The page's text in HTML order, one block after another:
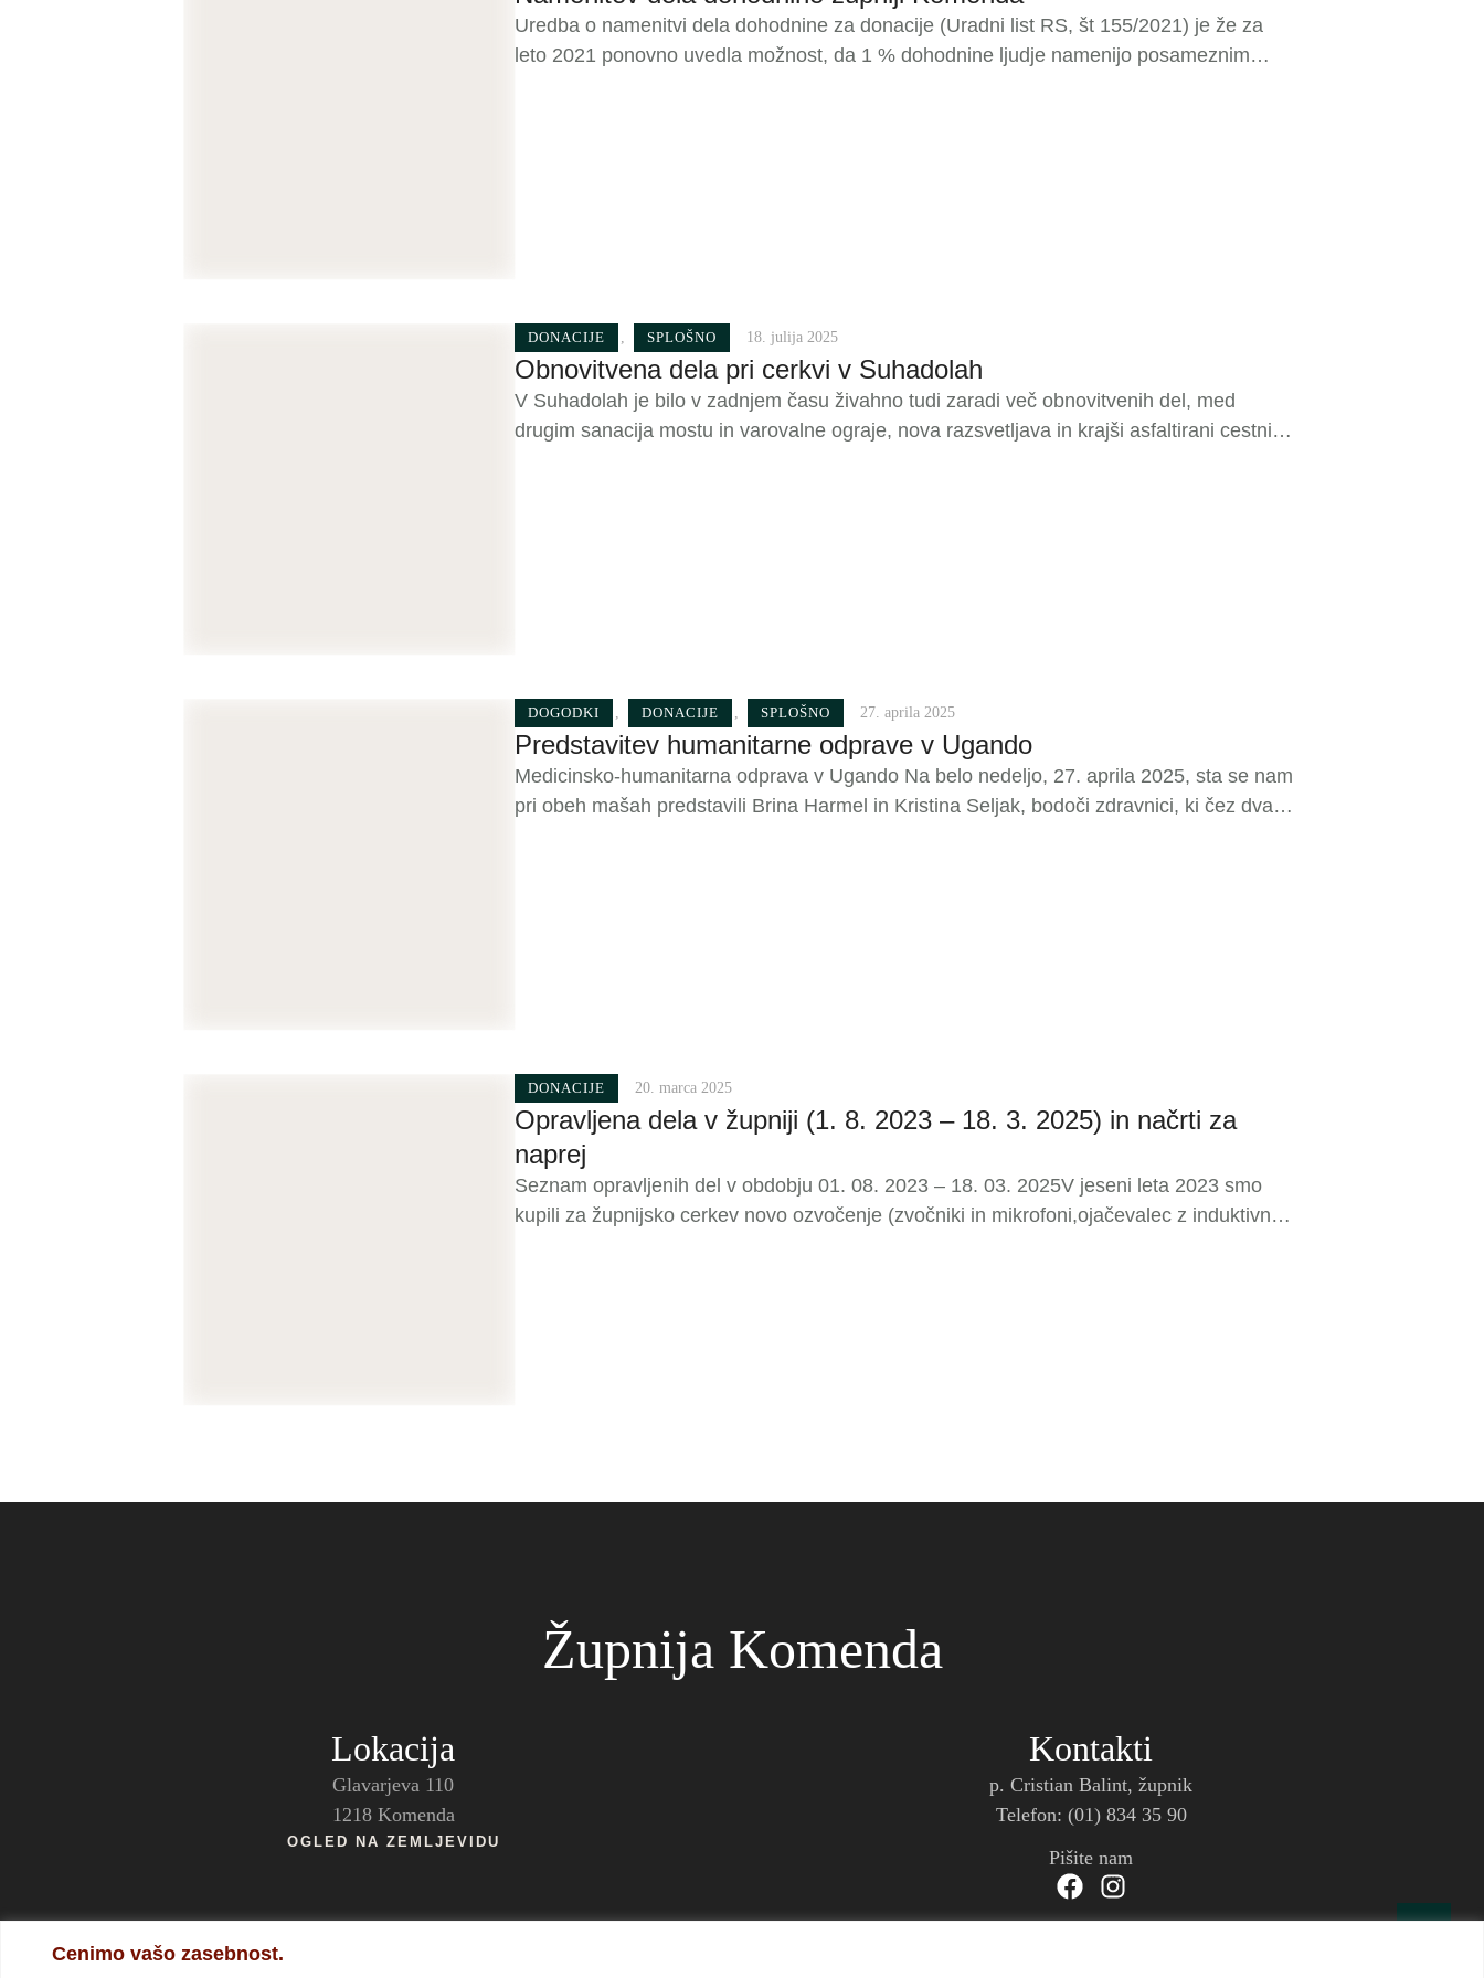
Cenimo vašo zasebnost.
Uredba o namenitvi dela dohodnine za donacije (Uradni list RS, št 155/2021) je že za
leto 2021 ponovno uvedla možnost, da 1 % dohodnine ljudje namenijo posameznim
DONACIJE , SPLOŠNO 18. julija 2025
Obnovitvena dela pri cerkvi v Suhadolah
V Suhadolah je bilo v zadnjem času živahno tudi zaradi več obnovitvenih del, med
drugim sanacija mostu in varovalne ograje, nova razsvetljava in krajši asfaltirani cestni
DOGODKI , DONACIJE , SPLOŠNO 27. aprila 2025
Predstavitev humanitarne odprave v Ugando
Medicinsko-humanitarna odprava v Ugando Na belo nedeljo, 27. aprila 2025, sta se nam
pri obeh mašah predstavili Brina Harmel in Kristina Seljak, bodoči zdravnici, ki čez dva
DONACIJE 20. marca 2025
Opravljena dela v župniji (1. 8. 2023 – 18. 3. 2025) in načrti za
naprej
Seznam opravljenih del v obdobju 01. 08. 2023 – 18. 03. 2025V jeseni leta 2023 smo
kupili za župnijsko cerkev novo ozvočenje (zvočniki in mikrofoni,ojačevalec z induktivno
Župnija Komenda
Lokacija
Glavarjeva 110
1218 Komenda
OGLED NA ZEMLJEVIDU
Kontakti
p. Cristian Balint, župnik
Telefon: (01) 834 35 90
Pišite nam
Izdelava spletnih strani: veveve.si